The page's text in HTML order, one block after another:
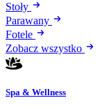
Stoły
Parawany
Fotele
Zobacz wszystko
Spa & Wellness